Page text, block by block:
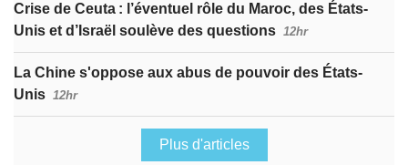
Crise de Ceuta : l’éventuel rôle du Maroc, des États-
Unis et d’Israël soulève des questions 12hr
La Chine s'oppose aux abus de pouvoir des États-
Unis 12hr
Plus d'articles